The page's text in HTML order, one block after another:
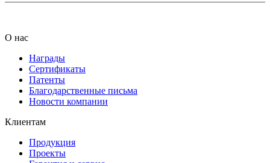
О нас
Награды
Сертификаты
Патенты
Благодарственные письма
Новости компании
Клиентам
Продукция
Проекты